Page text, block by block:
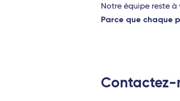
Notre équipe reste
Parce que chaque
Contactez-